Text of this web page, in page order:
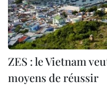
ZES : le Vietnam
moyens de réussir